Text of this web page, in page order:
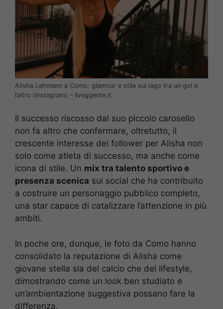
Alisha Lehmann a Como: glamour e stile sul lago tra un gol e
l’altro (Instagram) – Ilveggente.it
Il successo riscosso dal suo piccolo carosello
non fa altro che confermare, oltretutto, il
crescente interesse dei follower per Alisha non
solo come atleta di successo, ma anche come
icona di stile. Un mix tra talento sportivo e
presenza scenica sui social che ha contribuito
a costruire un personaggio pubblico completo,
una star capace di catalizzare l’attenzione in più
ambiti.
In poche ore, dunque, le foto da Como hanno
consolidato la reputazione di Alisha come
giovane stella sia del calcio che del lifestyle,
dimostrando come un look ben studiato e
un’ambientazione suggestiva possano fare la
differenza.